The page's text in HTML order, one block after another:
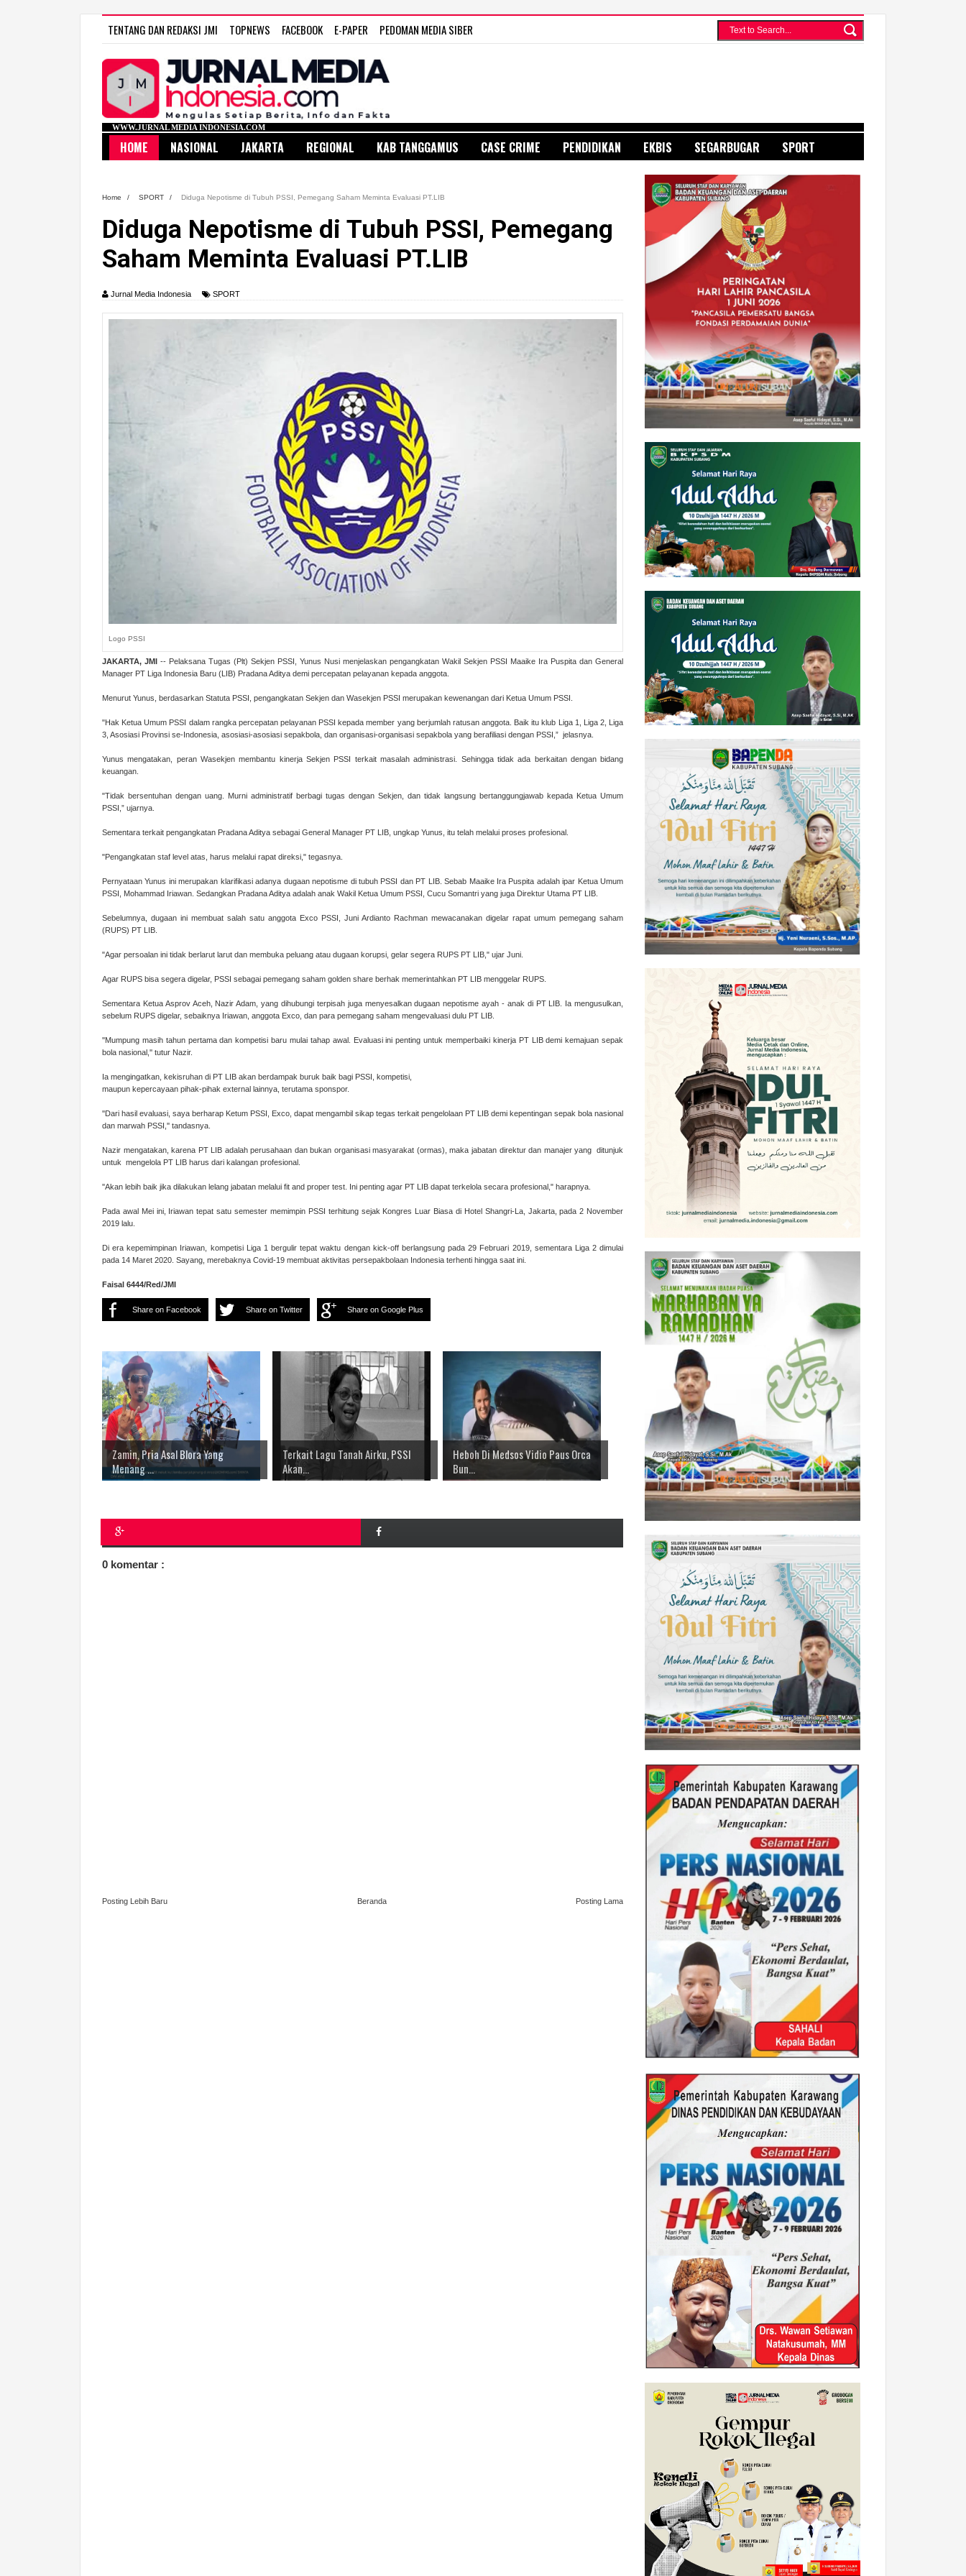
TENTANG DAN REDAKSI JMI TOPNEWS FACEBOOK E-PAPER PEDOMAN MEDIA SIBER
WWW.JURNAL MEDIA INDONESIA.COM
HOME NASIONAL JAKARTA REGIONAL KAB TANGGAMUS CASE CRIME PENDIDIKAN EKBIS SEGARBUGAR SPORT
Home / SPORT / Diduga Nepotisme di Tubuh PSSI, Pemegang Saham Meminta Evaluasi PT.LIB
Diduga Nepotisme di Tubuh PSSI, Pemegang
Saham Meminta Evaluasi PT.LIB
Jurnal Media Indonesia SPORT
Logo PSSI
JAKARTA, JMI -- Pelaksana Tugas (Plt) Sekjen PSSI, Yunus Nusi menjelaskan pengangkatan Wakil Sekjen PSSI Maaike Ira Puspita dan General
Manager PT Liga Indonesia Baru (LIB) Pradana Aditya demi percepatan pelayanan kepada anggota.
Menurut Yunus, berdasarkan Statuta PSSI, pengangkatan Sekjen dan Wasekjen PSSI merupakan kewenangan dari Ketua Umum PSSI.
"Hak Ketua Umum PSSI dalam rangka percepatan pelayanan PSSI kepada member yang berjumlah ratusan anggota. Baik itu klub Liga 1, Liga 2, Liga
3, Asosiasi Provinsi se-Indonesia, asosiasi-asosiasi sepakbola, dan organisasi-organisasi sepakbola yang berafiliasi dengan PSSI,” jelasnya.
Yunus mengatakan, peran Wasekjen membantu kinerja Sekjen PSSI terkait masalah administrasi. Sehingga tidak ada berkaitan dengan bidang
keuangan.
"Tidak bersentuhan dengan uang. Murni administratif berbagi tugas dengan Sekjen, dan tidak langsung bertanggungjawab kepada Ketua Umum
PSSI,” ujarnya.
Sementara terkait pengangkatan Pradana Aditya sebagai General Manager PT LIB, ungkap Yunus, itu telah melalui proses profesional.
"Pengangkatan staf level atas, harus melalui rapat direksi," tegasnya.
Pernyataan Yunus ini merupakan klarifikasi adanya dugaan nepotisme di tubuh PSSI dan PT LIB. Sebab Maaike Ira Puspita adalah ipar Ketua Umum
PSSI, Mohammad Iriawan. Sedangkan Pradana Aditya adalah anak Wakil Ketua Umum PSSI, Cucu Somantri yang juga Direktur Utama PT LIB.
Sebelumnya, dugaan ini membuat salah satu anggota Exco PSSI, Juni Ardianto Rachman mewacanakan digelar rapat umum pemegang saham
(RUPS) PT LIB.
"Agar persoalan ini tidak berlarut larut dan membuka peluang atau dugaan korupsi, gelar segera RUPS PT LIB," ujar Juni.
Agar RUPS bisa segera digelar, PSSI sebagai pemegang saham golden share berhak memerintahkan PT LIB menggelar RUPS.
Sementara Ketua Asprov Aceh, Nazir Adam, yang dihubungi terpisah juga menyesalkan dugaan nepotisme ayah - anak di PT LIB. Ia mengusulkan,
sebelum RUPS digelar, sebaiknya Iriawan, anggota Exco, dan para pemegang saham mengevaluasi dulu PT LIB.
''Mumpung masih tahun pertama dan kompetisi baru mulai tahap awal. Evaluasi ini penting untuk memperbaiki kinerja PT LIB demi kemajuan sepak
bola nasional,'' tutur Nazir.
Ia mengingatkan, kekisruhan di PT LIB akan berdampak buruk baik bagi PSSI, kompetisi,
maupun kepercayaan pihak-pihak external lainnya, terutama sponspor.
''Dari hasil evaluasi, saya berharap Ketum PSSI, Exco, dapat mengambil sikap tegas terkait pengelolaan PT LIB demi kepentingan sepak bola nasional
dan marwah PSSI,'' tandasnya.
Nazir mengatakan, karena PT LIB adalah perusahaan dan bukan organisasi masyarakat (ormas), maka jabatan direktur dan manajer yang ditunjuk
untuk mengelola PT LIB harus dari kalangan profesional.
''Akan lebih baik jika dilakukan lelang jabatan melalui fit and proper test. Ini penting agar PT LIB dapat terkelola secara profesional," harapnya.
Pada awal Mei ini, Iriawan tepat satu semester memimpin PSSI terhitung sejak Kongres Luar Biasa di Hotel Shangri-La, Jakarta, pada 2 November
2019 lalu.
Di era kepemimpinan Iriawan, kompetisi Liga 1 bergulir tepat waktu dengan kick-off berlangsung pada 29 Februari 2019, sementara Liga 2 dimulai
pada 14 Maret 2020. Sayang, merebaknya Covid-19 membuat aktivitas persepakbolaan Indonesia terhenti hingga saat ini.
Faisal 6444/Red/JMI
Share on Facebook Share on Twitter Share on Google Plus
Zamin, Pria Asal Blora Yang
Menang ...
Terkait Lagu Tanah Airku, PSSI
Akan...
Heboh Di Medsos Vidio Paus Orca
Bun...
0 komentar :
Posting Lebih Baru Posting Lama
Beranda